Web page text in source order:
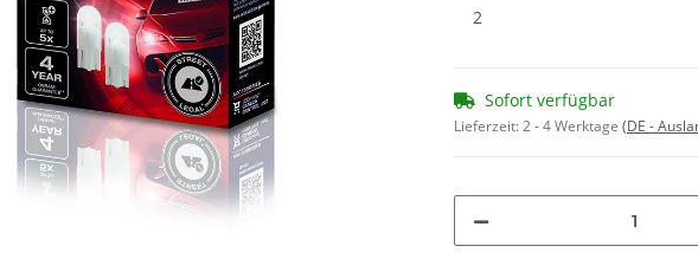
2
Sofort verfügbar
Lieferzeit:2 - 4 Werktage (DE -